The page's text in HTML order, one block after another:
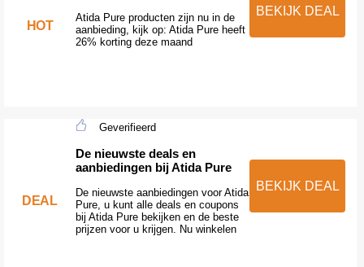
HOT
Atida Pure producten zijn nu in de
aanbieding, kijk op: Atida Pure heeft
26% korting deze maand
BEKIJK DEAL
DEAL
Geverifieerd
De nieuwste deals en
aanbiedingen bij Atida Pure
De nieuwste aanbiedingen voor Atida
Pure, u kunt alle deals en coupons
bij Atida Pure bekijken en de beste
prijzen voor u krijgen. Nu winkelen
BEKIJK DEAL